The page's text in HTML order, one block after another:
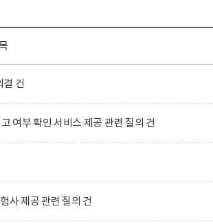
결 건
여부 확인 서비스 제공 관련 질의 건
사 제공 관련 질의 건